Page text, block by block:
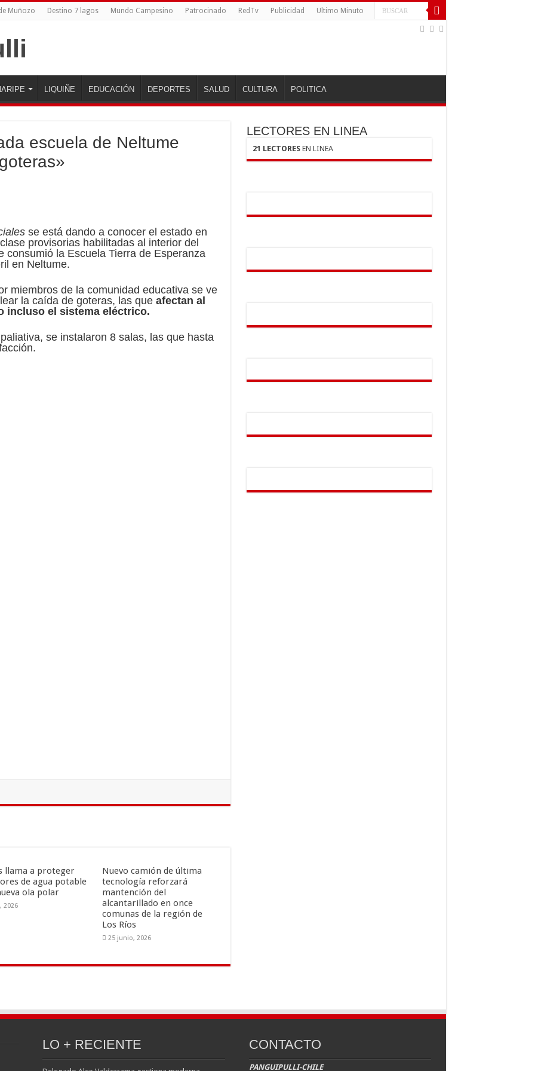
Muñozo Destino 7 lagos Mundo Campesino Patrocinado RedTv Publicidad Ultimo Minuto
LIQUIÑE EDUCACIÓN DEPORTES SALUD CULTURA POLITICA
escuela de Neltume
se está dando a conocer el estado en
provisorias habilitadas al interior del
consumió la Escuela Tierra de Esperanza
en Neltume.
miembros de la comunidad educativa se ve
la caída de goteras, las que afectan al
incluso el sistema eléctrico.
se instalaron 8 salas, las que hasta
llama a proteger
de agua potable
ola polar
2026
Nuevo camión de última
tecnología reforzará
mantención del
alcantarillado en once
comunas de la región de
Los Ríos
25 junio, 2026
LECTORES EN LINEA
21 LECTORESEN LINEA
LO + RECIENTE CONTACTO
PANGUIPULLI-CHILE